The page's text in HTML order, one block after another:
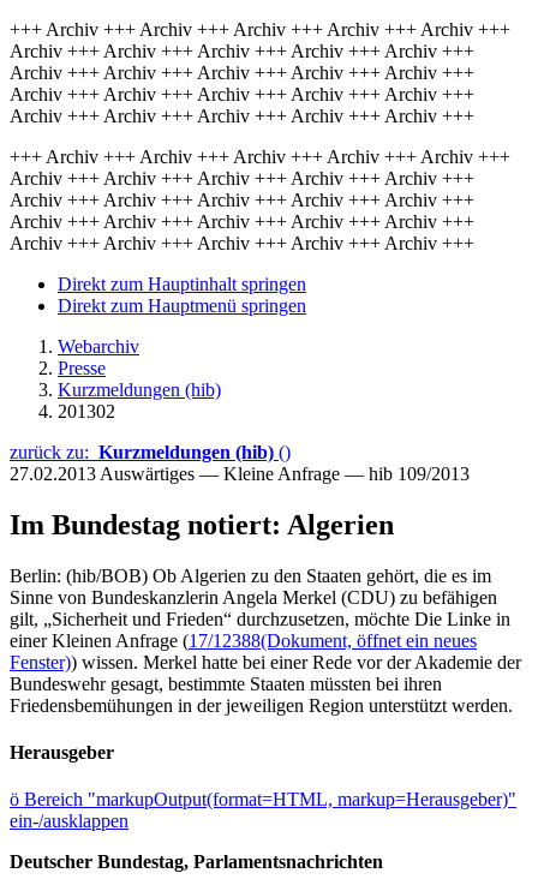
+++ Archiv +++ Archiv +++ Archiv +++ Archiv +++ Archiv +++
Archiv +++ Archiv +++ Archiv +++ Archiv +++ Archiv +++
Archiv +++ Archiv +++ Archiv +++ Archiv +++ Archiv +++
Archiv +++ Archiv +++ Archiv +++ Archiv +++ Archiv +++
Archiv +++ Archiv +++ Archiv +++ Archiv +++ Archiv +++
+++ Archiv +++ Archiv +++ Archiv +++ Archiv +++ Archiv +++
Archiv +++ Archiv +++ Archiv +++ Archiv +++ Archiv +++
Archiv +++ Archiv +++ Archiv +++ Archiv +++ Archiv +++
Archiv +++ Archiv +++ Archiv +++ Archiv +++ Archiv +++
Archiv +++ Archiv +++ Archiv +++ Archiv +++ Archiv +++
Direkt zum Hauptinhalt springen
Direkt zum Hauptmenü springen
Webarchiv
Presse
Kurzmeldungen (hib)
201302
zurück zu: Kurzmeldungen (hib) ()
27.02.2013 Auswärtiges — Kleine Anfrage — hib 109/2013
Im Bundestag notiert: Algerien
Berlin: (hib/BOB) Ob Algerien zu den Staaten gehört, die es im
Sinne von Bundeskanzlerin Angela Merkel (CDU) zu befähigen
gilt, „Sicherheit und Frieden“ durchzusetzen, möchte Die Linke in
einer Kleinen Anfrage (17/12388(Dokument, öffnet ein neues
Fenster)) wissen. Merkel hatte bei einer Rede vor der Akademie der
Bundeswehr gesagt, bestimmte Staaten müssten bei ihren
Friedensbemühungen in der jeweiligen Region unterstützt werden.
Herausgeber
ö Bereich "markupOutput(format=HTML, markup=Herausgeber)"
ein-/ausklappen
Deutscher Bundestag, Parlamentsnachrichten